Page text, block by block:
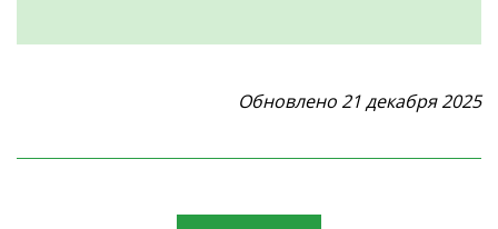
Обновлено 21 декабря 2025